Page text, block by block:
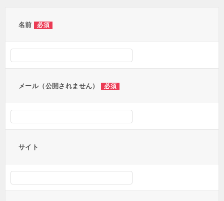
名前 必須
メール（公開されません） 必須
サイト